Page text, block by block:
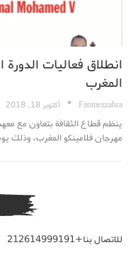
انطلاق فعاليات الدورة
المغرب
Fatimezzahra أكتوبر 18, 2018
ينظم قطاع الثقافة بتعاون مع
مهرجان فلامينكو المغرب، وذلك يومي
للاتصال بنا+212614999191